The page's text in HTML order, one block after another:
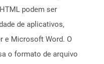
podem ser
de aplicativos,
e Microsoft Word. O
o formato de arquivo